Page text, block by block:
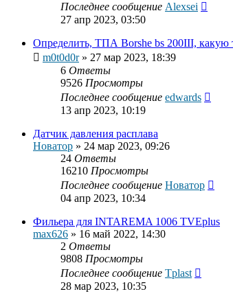
Последнее сообщение Alexsei
27 апр 2023, 03:50
Определить, ТПА Borshe bs 200III, какую
m0t0d0r» 27 мар 2023, 18:39
6 Ответы
9526 Просмотры
Последнее сообщение edwards
13 апр 2023, 10:19
Датчик давления расплава
Новатор » 24 мар 2023, 09:26
24 Ответы
16210 Просмотры
Последнее сообщение Новатор
04 апр 2023, 10:34
Фильера для INTAREMA 1006 TVEplus
max626 » 16 май 2022, 14:30
2 Ответы
9808 Просмотры
Последнее сообщение Tplast
28 мар 2023, 10:35